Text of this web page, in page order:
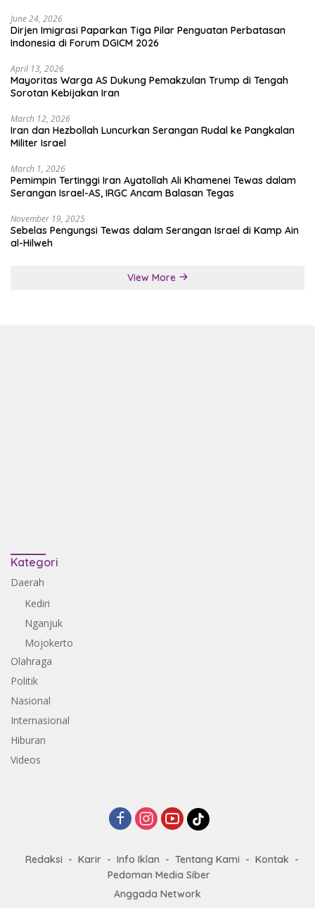
June 24, 2026
Dirjen Imigrasi Paparkan Tiga Pilar Penguatan Perbatasan
Indonesia di Forum DGICM 2026
April 13, 2026
Mayoritas Warga AS Dukung Pemakzulan Trump di Tengah
Sorotan Kebijakan Iran
March 12, 2026
Iran dan Hezbollah Luncurkan Serangan Rudal ke Pangkalan
Militer Israel
March 1, 2026
Pemimpin Tertinggi Iran Ayatollah Ali Khamenei Tewas dalam
Serangan Israel-AS, IRGC Ancam Balasan Tegas
November 19, 2025
Sebelas Pengungsi Tewas dalam Serangan Israel di Kamp Ain
al-Hilweh
View More
Kategori
Daerah
Kediri
Nganjuk
Mojokerto
Olahraga
Politik
Nasional
Internasional
Hiburan
Videos
Redaksi Karir Info Iklan Tentang Kami
Kontak
Pedoman Media Siber
Anggada Network